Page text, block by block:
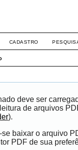
CADASTRO
deve ser
de arquivos
).
baixar o arquivo
PDF de sua